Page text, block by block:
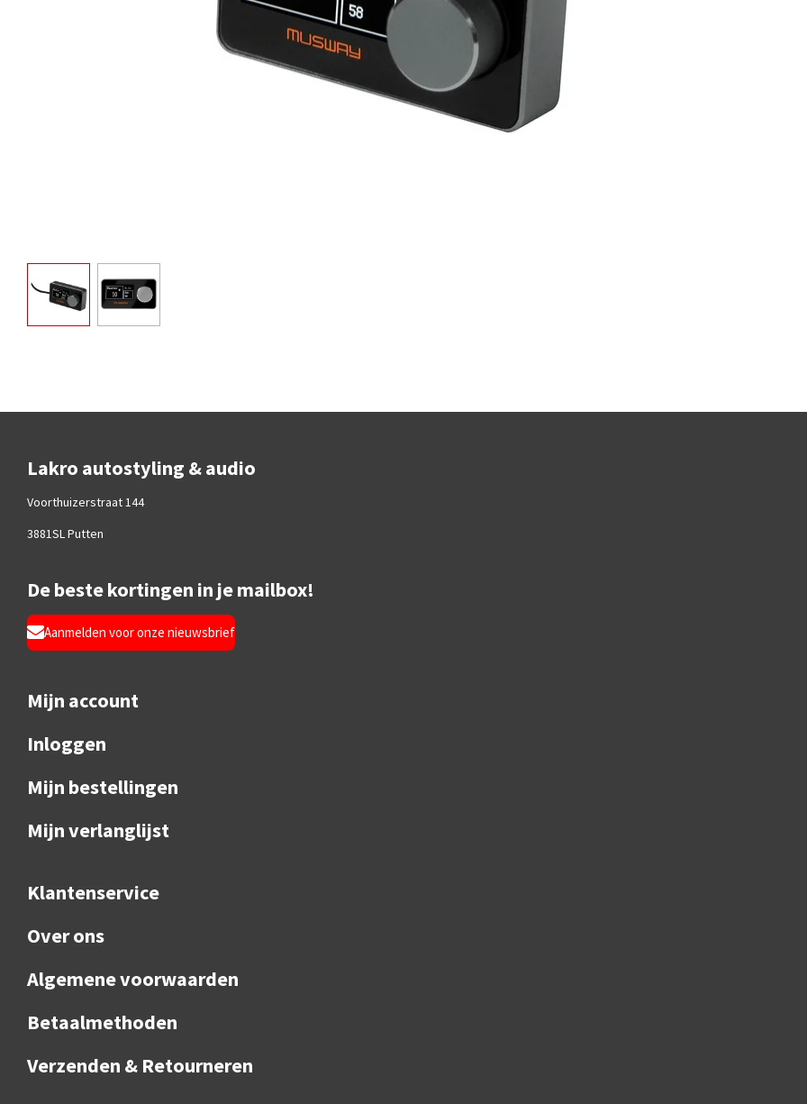
Lakro autostyling & audio
Voorthuizerstraat 144
3881SL Putten
De beste kortingen in je mailbox!
Aanmelden voor onze nieuwsbrief
Mijn account
Inloggen
Mijn bestellingen
Mijn verlanglijst
Klantenservice
Over ons
Algemene voorwaarden
Betaalmethoden
Verzenden & Retourneren